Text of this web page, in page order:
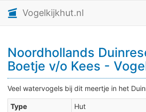
Vogelkijkhut.nl
Noordhollands
Boetje v/o Kees -
Veel watervogels bij dit meertje in het
Type
Hut